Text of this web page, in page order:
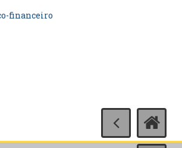
financeiro